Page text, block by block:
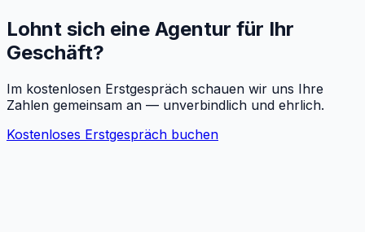
Lohnt sich eine Agentur für Ihr
Geschäft?
Im kostenlosen Erstgespräch schauen wir uns Ihre
Zahlen gemeinsam an — unverbindlich und ehrlich.
Kostenloses Erstgespräch buchen